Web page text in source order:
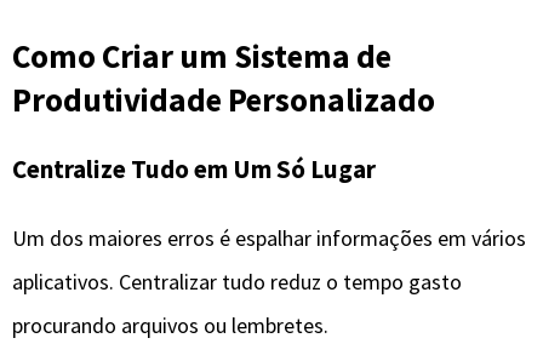
Como Criar um Sistema de
Produtividade Personalizado
Centralize Tudo em Um Só Lugar
Um dos maiores erros é espalhar informações em vários
aplicativos. Centralizar tudo reduz o tempo gasto
procurando arquivos ou lembretes.